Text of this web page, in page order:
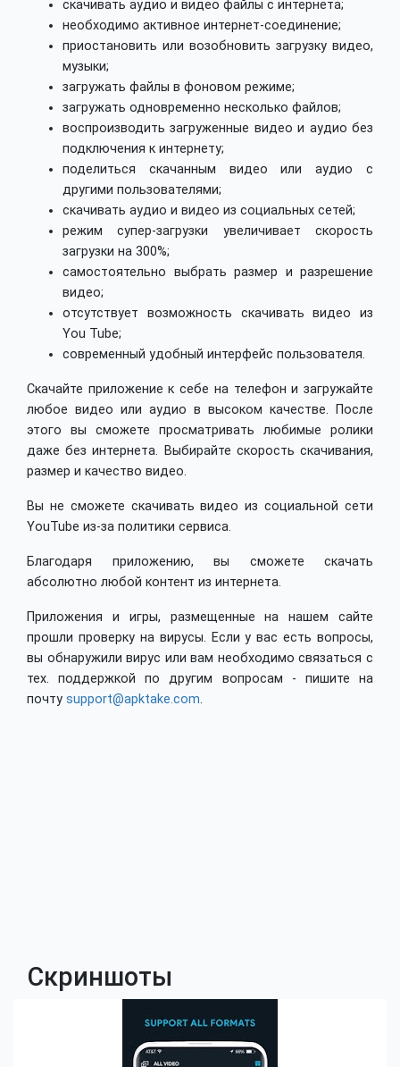
скачивать аудио и видео файлы с интернета;
необходимо активное интернет-соединение;
приостановить или возобновить загрузку видео,
музыки;
загружать файлы в фоновом режиме;
загружать одновременно несколько файлов;
воспроизводить загруженные видео и аудио без
подключения к интернету;
поделиться скачанным видео или аудио с
другими пользователями;
скачивать аудио и видео из социальных сетей;
режим супер-загрузки увеличивает скорость
загрузки на 300%;
самостоятельно выбрать размер и разрешение
видео;
отсутствует возможность скачивать видео из
You Tube;
современный удобный интерфейс пользователя.
Скачайте приложение к себе на телефон и загружайте
любое видео или аудио в высоком качестве. После
этого вы сможете просматривать любимые ролики
даже без интернета. Выбирайте скорость скачивания,
размер и качество видео.
Вы не сможете скачивать видео из социальной сети
YouTube из-за политики сервиса.
Благодаря приложению, вы сможете скачать
абсолютно любой контент из интернета.
Приложения и игры, размещенные на нашем сайте
прошли проверку на вирусы. Если у вас есть вопросы,
вы обнаружили вирус или вам необходимо связаться с
тех. поддержкой по другим вопросам - пишите на
почту support@apktake.com.
Скриншоты